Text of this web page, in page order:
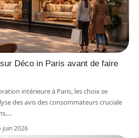
Déco in Paris avant de faire
intérieure à Paris, les choix se
des avis des consommateurs cruciale
…
juin 2026